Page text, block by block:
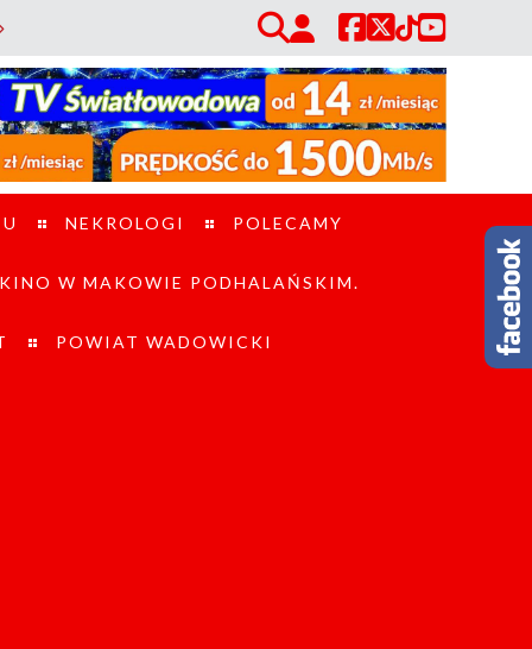
i dorosłych / Piraci drogowi w powiecie suskim. W ciągu jednego
NEKROLOGI POLECAMY
KINO W MAKOWIE PODHALAŃSKIM.
POWIAT WADOWICKI